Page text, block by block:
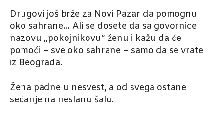
Drugovi još brže za Novi Pazar da pomognu
oko sahrane… Ali se dosete da sa govornice
nazovu „pokojnikovu“ ženu i kažu da će
pomoći – sve oko sahrane – samo da se vrate
iz Beograda.
Žena padne u nesvest, a od svega ostane
sećanje na neslanu šalu.